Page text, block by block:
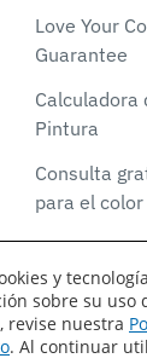
Love Your
Guarantee
Calculadora
Pintura
Consulta
para el color
Mapa
y
sobre su uso
revise nuestra
. Al continuar